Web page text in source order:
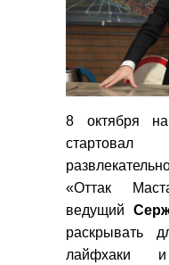
8 октября
«Оттак
ведущий
раскрывать
лайфхаки